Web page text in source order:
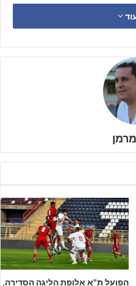
השלמה בין בני אילת לבני לוד
הפועל ת"א אלופת הליגה הסדירה,